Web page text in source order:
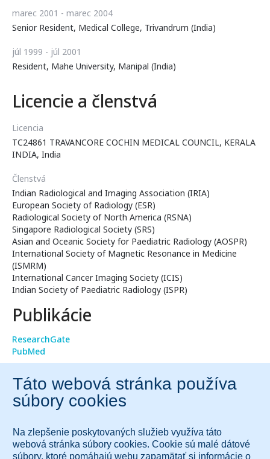
marec 2001 - marec 2004
Senior Resident, Medical College, Trivandrum (India)
júl 1999 - júl 2001
Resident, Mahe University, Manipal (India)
Licencie a členstvá
Licencia
TC24861 TRAVANCORE COCHIN MEDICAL COUNCIL, KERALA
INDIA, India
Členstvá
Indian Radiological and Imaging Association (IRIA)
European Society of Radiology (ESR)
Radiological Society of North America (RSNA)
Singapore Radiological Society (SRS)
Asian and Oceanic Society for Paediatric Radiology (AOSPR)
International Society of Magnetic Resonance in Medicine
(ISMRM)
International Cancer Imaging Society (ICIS)
Indian Society of Paediatric Radiology (ISPR)
Publikácie
ResearchGate
PubMed
Odkazy
LinkedIn